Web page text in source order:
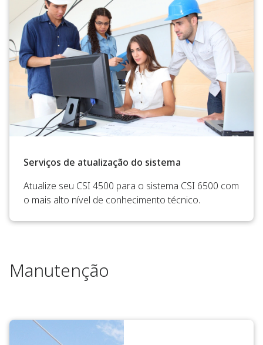
Serviços de atualização do sistema
Atualize seu CSI 4500 para o sistema CSI 6500 com
o mais alto nível de conhecimento técnico.
Manutenção